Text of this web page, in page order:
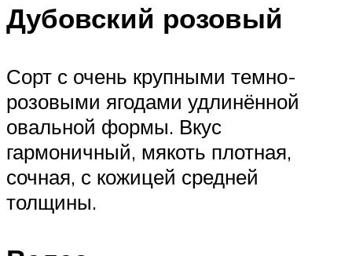
Дубовский розовый
Сорт с очень крупными темно-
розовыми ягодами удлинённой
овальной формы. Вкус
гармоничный, мякоть плотная,
сочная, с кожицей средней
толщины.